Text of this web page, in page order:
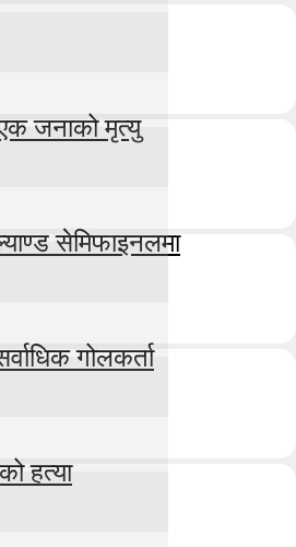
जनाको मृत्यु
सेमिफाइनलमा
गोलकर्ता
हत्या